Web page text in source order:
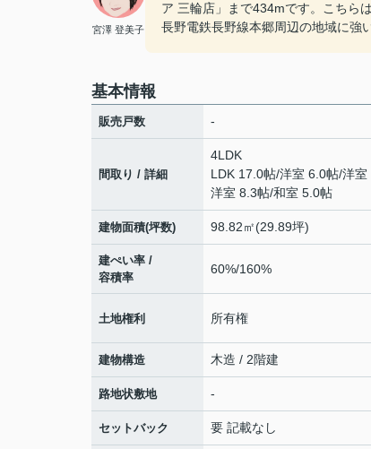
宮澤 登美子
ア 三輪店」まで434mです。こちら
長野電鉄長野線本郷周辺の地域に強
基本情報
販売戸数 -
間取り / 詳細
4LDK
LDK 17.0帖/洋室 6.0帖/洋室
洋室 8.3帖/和室 5.0帖
建物面積(坪数) 98.82㎡(29.89坪)
建ぺい率 /
容積率
60%/160%
土地権利 所有権
建物構造 木造 / 2階建
路地状敷地 -
セットバック 要 記載なし